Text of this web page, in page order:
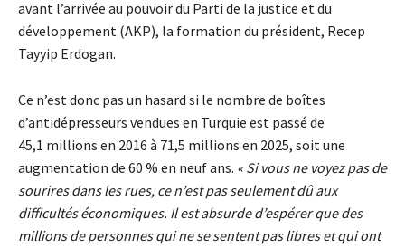
avant l’arrivée au pouvoir du Parti de la justice et du
développement (AKP), la formation du président, Recep
Tayyip Erdogan.
Ce n’est donc pas un hasard si le nombre de boîtes
d’antidépresseurs vendues en Turquie est passé de
45,1 millions en 2016 à 71,5 millions en 2025, soit une
augmentation de 60 % en neuf ans. « Si vous ne voyez pas de
sourires dans les rues, ce n’est pas seulement dû aux
difficultés économiques. Il est absurde d’espérer que des
millions de personnes qui ne se sentent pas libres et qui ont